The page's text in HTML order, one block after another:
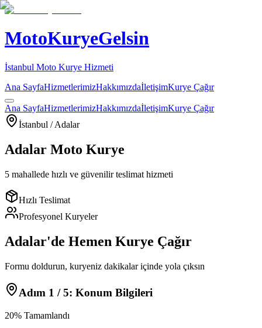
MotoKuryeGelsin
İstanbul Moto Kurye Hizmeti
Ana SayfaHizmetlerimizHakkımızdaİletişimKurye Çağır
Ana SayfaHizmetlerimizHakkımızdaİletişimKurye Çağır
İstanbul /Adalar
Adalar Moto Kurye
5 mahallede hızlı ve güvenilir teslimat hizmeti
Hızlı Teslimat
Profesyonel Kuryeler
Adalar'de Hemen Kurye Çağır
Formu doldurun, kuryeniz dakikalar içinde yola çıksın
Adım 1 / 5: Konum Bilgileri
20% Tamamlandı